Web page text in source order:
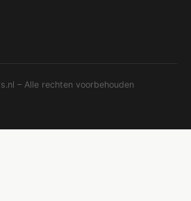
– Alle rechten voorbehouden